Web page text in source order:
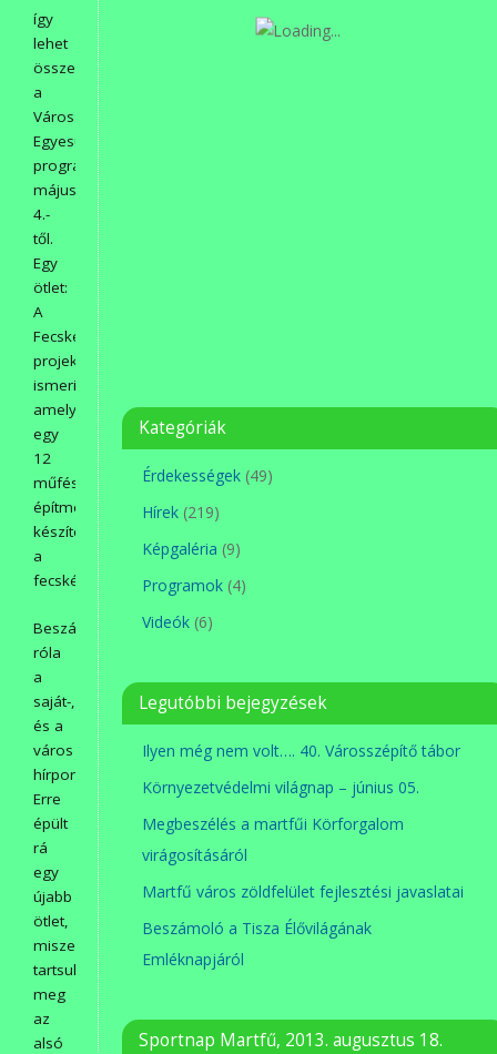
így
lehet
összefoglalni
a
Városszépítő
Egyesület
programját
május
4.-
től.
Egy
ötlet:
A
Fecskeház
projektünket
ismerik,
amelyben
egy
12
műfészkes
építményt
készítettünk
a
fecskéknek.
Beszámoltunk
róla
a
saját-,
és a
város
hírportáljain.
Erre
épült
rá
egy
újabb
ötlet,
miszerint
tartsuk
meg
az
alsó
Kategóriák
Érdekességek (49)
Hírek (219)
Képgaléria (9)
Programok (4)
Videók (6)
Legutóbbi bejegyzések
Ilyen még nem volt…. 40. Városszépítő tábor
Környezetvédelmi világnap – június 05.
Megbeszélés a martfűi Körforgalom
virágosításáról
Martfű város zöldfelület fejlesztési javaslatai
Beszámoló a Tisza Élővilágának
Emléknapjáról
Sportnap Martfű, 2013. augusztus 18.